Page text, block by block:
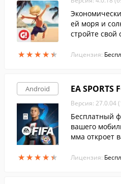
★★★★★
★★★★★
ей моря и
стройте свой
Лицензия:
Android
★★★★★
★★★★★
EA SPORTS
Версия: 27.0.04
Бесплатный
вашего
мма откроет
оторую вам
Лицензия: